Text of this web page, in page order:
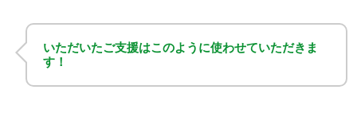
いただいたご支援はこのように使わせていただきま
す！